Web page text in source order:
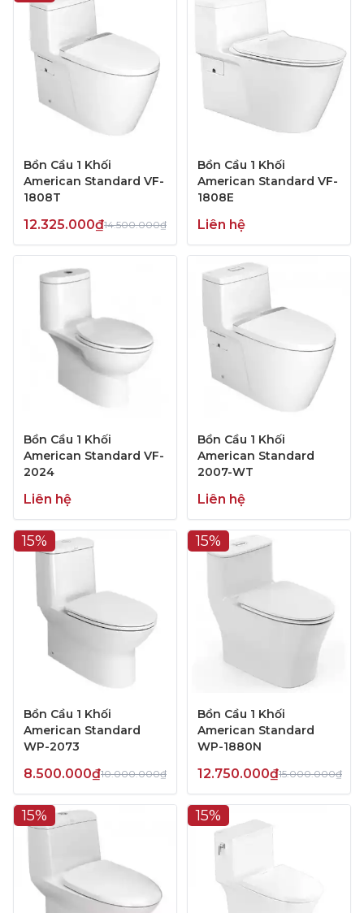
Bồn Cầu 1 Khối
American Standard VF-
1808T
12.325.000₫14.500.000₫
Bồn Cầu 1 Khối
American Standard VF-
1808E
Liên hệ
Bồn Cầu 1 Khối
American Standard VF-
2024
Liên hệ
Bồn Cầu 1 Khối
American Standard
2007-WT
Liên hệ
15%
Bồn Cầu 1 Khối
American Standard
WP-2073
8.500.000₫10.000.000₫
15%
Bồn Cầu 1 Khối
American Standard
WP-1880N
12.750.000₫15.000.000₫
15% 15%